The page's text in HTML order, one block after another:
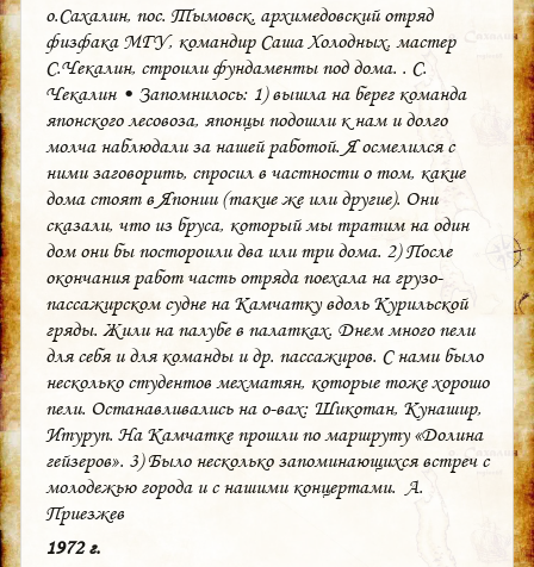
о.Сахалин, пос. Тымовск, архимедовский отряд
физфака МГУ, командир Саша Холодных, мастер
С.Чекалин, строили фундаменты под дома. . С.
Чекалин • Запомнилось: 1) вышла на берег команда
японского лесовоза, японцы подошли к нам и долго
молча наблюдали за нашей работой. Я осмелился с
ними заговорить, спросил в частности о том, какие
дома стоят в Японии (такие же или другие). Они
сказали, что из бруса, который мы тратим на один
дом они бы постороили два или три дома. 2) После
окончания работ часть отряда поехала на грузо-
пассажирском судне на Камчатку вдоль Курильской
гряды. Жили на палубе в палатках. Днем много пели
для себя и для команды и др. пассажиров. С нами было
несколько студентов мехматян, которые тоже хорошо
пели. Останавливались на о-вах: Шикотан, Кунашир,
Итуруп. На Камчатке прошли по маршруту «Долина
гейзеров». 3) Было несколько запоминающихся встреч с
молодежью города и с нашими концертами. А.
Приезжев
1972 г.